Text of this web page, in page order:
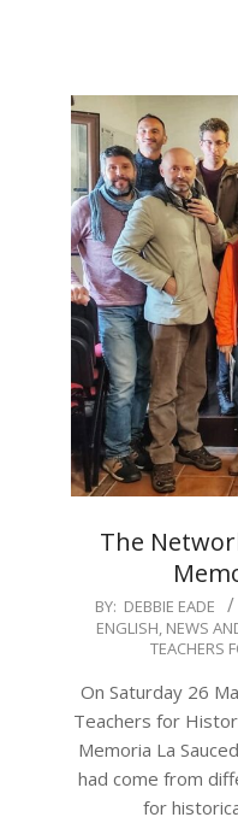
The
2022-
04-
BY: DEBBIE EADE
ENGLISH, NEWS
TEACHERS
On Saturday 26
Teachers for
Memoria La
had come from
for